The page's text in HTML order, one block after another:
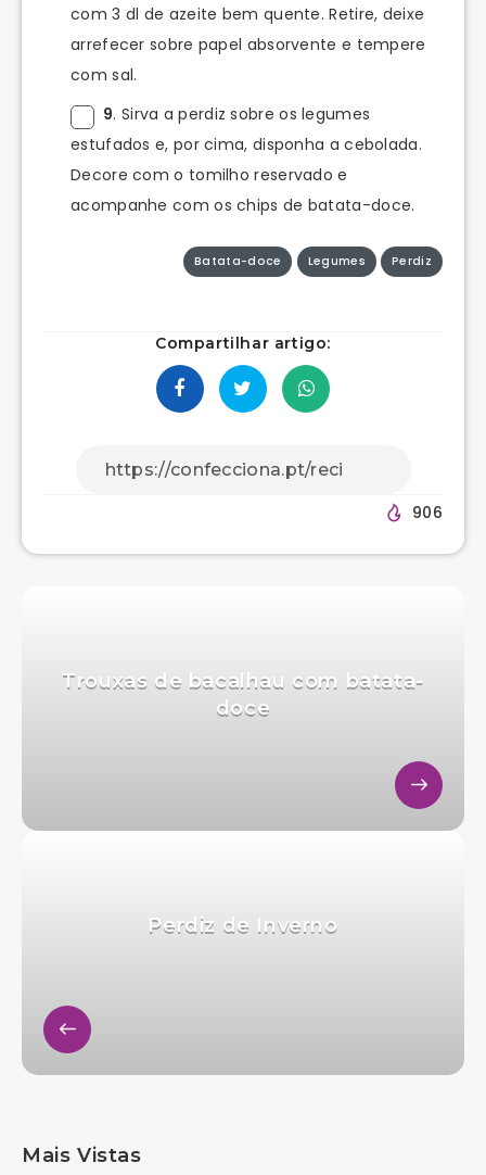
com 3 dl de azeite bem quente. Retire, deixe
arrefecer sobre papel absorvente e tempere
com sal.
9. Sirva a perdiz sobre os legumes
estufados e, por cima, disponha a cebolada.
Decore com o tomilho reservado e
acompanhe com os chips de batata-doce.
Batata-doce Legumes Perdiz
Compartilhar artigo:
906
Trouxas de bacalhau com batata-
doce
Perdiz de Inverno
Mais Vistas